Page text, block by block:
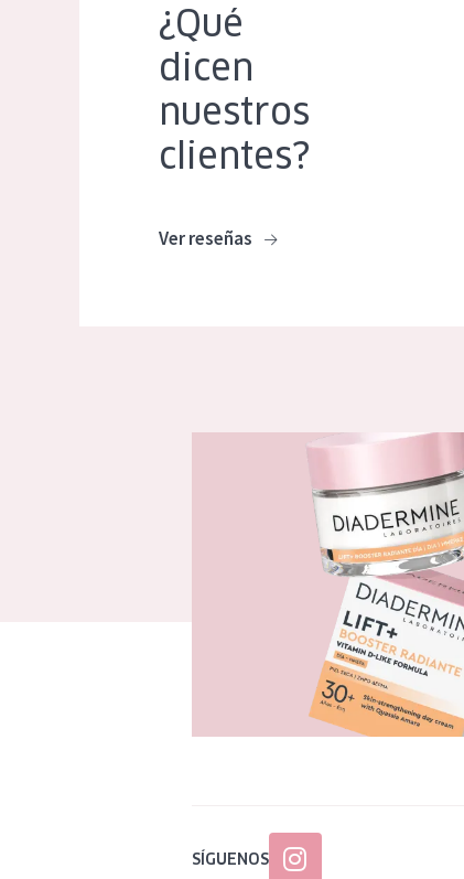
¿Qué
dicen
nuestros
clientes?
Ver reseñas
SÍGUENOS